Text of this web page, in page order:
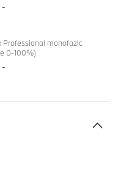
-
Professional monofazic
0-100%)
-